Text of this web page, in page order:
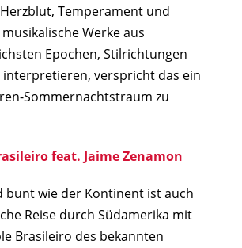
Temperament und
Werke aus
Epochen, Stilrichtungen
verspricht das ein
Sommernachtstraum zu
feat. Jaime Zenamon
bunt wie der Kontinent ist auch
Reise durch Südamerika mit
Brasileiro des bekannten